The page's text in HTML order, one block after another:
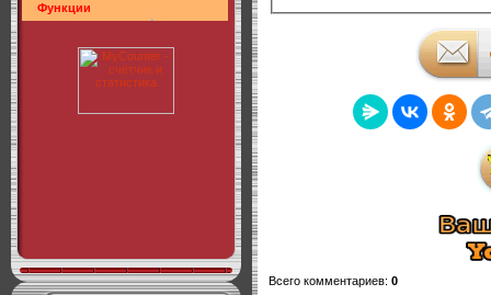
Функции
Всего комментариев: 0